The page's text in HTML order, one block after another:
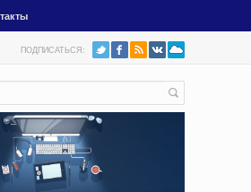
ПОДПИСАТЬСЯ: